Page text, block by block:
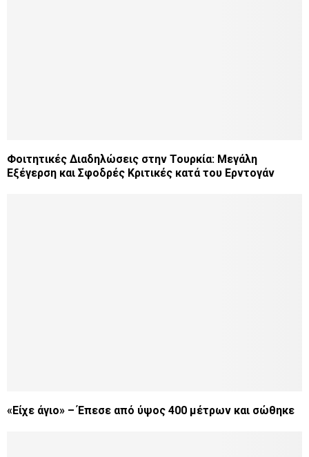
Φοιτητικές Διαδηλώσεις στην Τουρκία: Μεγάλη
Εξέγερση και Σφοδρές Κριτικές κατά του Ερντογάν
«Είχε άγιο» – Έπεσε από ύψος 400 μέτρων και σώθηκε